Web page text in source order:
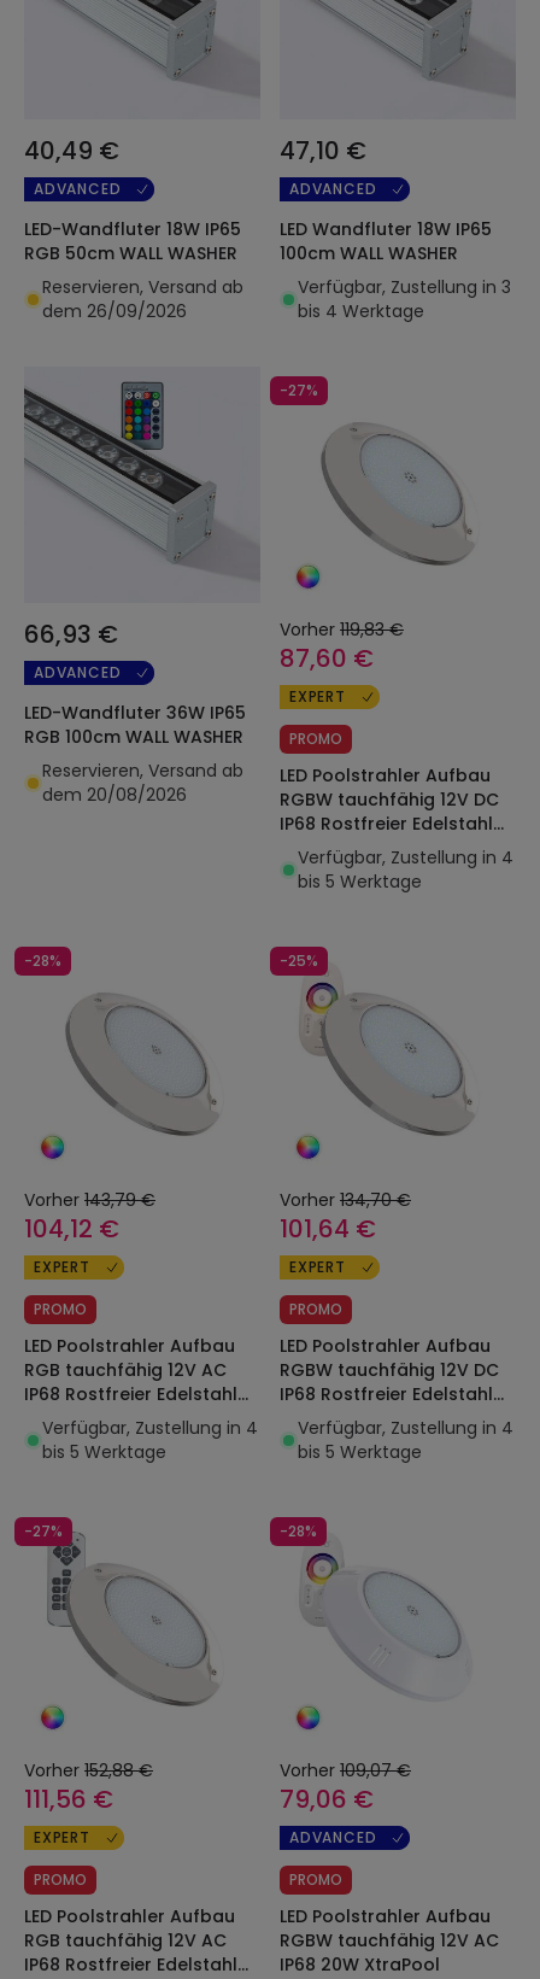
40,49 €
ADVANCED
LED-Wandfluter 18W IP65
RGB 50cm WALL WASHER
Reservieren, Versand ab
dem 26/09/2026
47,10 €
ADVANCED
LED Wandfluter 18W IP65
100cm WALL WASHER
Verfügbar, Zustellung in 3
bis 4 Werktage
66,93 €
ADVANCED
LED-Wandfluter 36W IP65
RGB 100cm WALL WASHER
Reservieren, Versand ab
dem 20/08/2026
-27%
Vorher 119,83 €
87,60 €
EXPERT
PROMO
LED Poolstrahler Aufbau
RGBW tauchfähig 12V DC
IP68 Rostfreier Edelstahl
20W XtraPool
Verfügbar, Zustellung in 4
bis 5 Werktage
-28%
Vorher 143,79 €
104,12 €
EXPERT
PROMO
LED Poolstrahler Aufbau
RGB tauchfähig 12V AC
IP68 Rostfreier Edelstahl
35W XtraPool
Verfügbar, Zustellung in 4
bis 5 Werktage
-25%
Vorher 134,70 €
101,64 €
EXPERT
PROMO
LED Poolstrahler Aufbau
RGBW tauchfähig 12V DC
IP68 Rostfreier Edelstahl
20W XtraPool
Verfügbar, Zustellung in 4
bis 5 Werktage
-27%
Vorher 152,88 €
111,56 €
EXPERT
PROMO
LED Poolstrahler Aufbau
RGB tauchfähig 12V AC
IP68 Rostfreier Edelstahl
-28%
Vorher 109,07 €
79,06 €
ADVANCED
PROMO
LED Poolstrahler Aufbau
RGBW tauchfähig 12V AC
IP68 20W XtraPool